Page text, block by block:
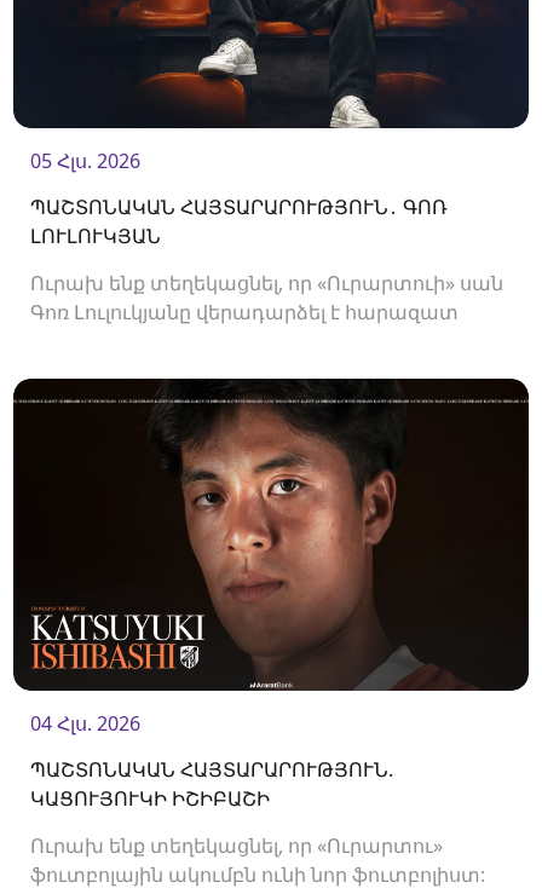
05 Հլս. 2026
ՊԱՇՏՈՆԱԿԱՆ ՀԱՅՏԱՐԱՐՈՒԹՅՈՒՆ․ ԳՈՌ
ԼՈՒԼՈՒԿՅԱՆ
Ուրախ ենք տեղեկացնել, որ «Ուրարտուի» սան
Գոռ Լուլուկյանը վերադարձել է հարազատ
04 Հլս. 2026
ՊԱՇՏՈՆԱԿԱՆ ՀԱՅՏԱՐԱՐՈՒԹՅՈՒՆ.
ԿԱՑՈՒՅՈՒԿԻ ԻՇԻԲԱՇԻ
Ուրախ ենք տեղեկացնել, որ «Ուրարտու»
ֆուտբոլային ակումբն ունի նոր ֆուտբոլիստ: